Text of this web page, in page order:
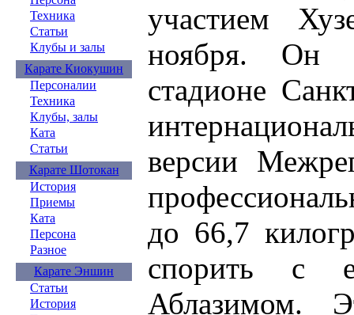
Техника
Статьи
Клубы и залы
Карате Киокушин
Персоналии
Техника
Клубы, залы
Ката
Статьи
Карате Шотокан
История
Приемы
Ката
Персона
Разное
Карате Эншин
Статьи
История
участием
ноября. Он
стадионе
версии
до 66,7
спорить с
Аблазимом.